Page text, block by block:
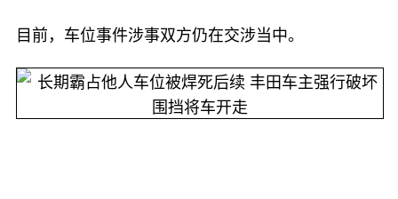
目前，车位事件涉事双方仍在交涉当中。